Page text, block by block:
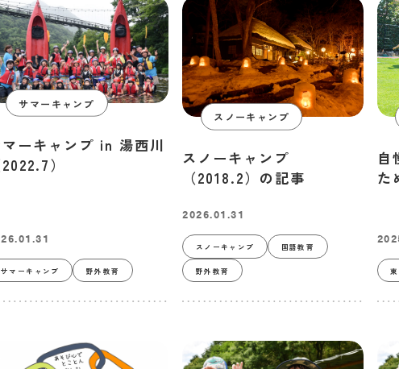
サマーキャンプ
ーキャンプ in 湯西川
）
サマーキャンプ 野外教育
スノーキャンプ
スノーキャンプ
（2018.2）の記事
2026.01.31
スノーキャンプ 国語教育
野外教育
自
た